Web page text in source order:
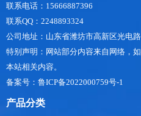
联系电话：15666887396
联系QQ：2248893324
公司地址：山东省潍坊市高新区光电
特别声明：网站部分内容来自网络，
本站相关内容。
备案号：鲁ICP备2022000759号-1
产品分类